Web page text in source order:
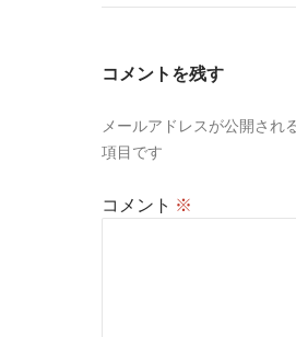
ゲ
ョ
コメントを残す
メールアドレスが公開され
項目です
コメント ※